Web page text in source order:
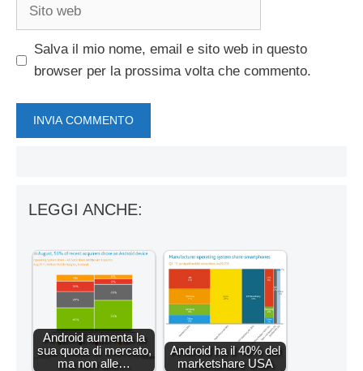
Salva il mio nome, email e sito web in questo
browser per la prossima volta che commento.
LEGGI ANCHE:
Android aumenta la
sua quota di mercato,
ma non alle…
Android ha il 40% del
marketshare USA